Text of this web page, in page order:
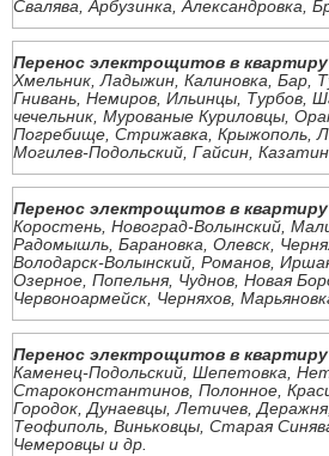
Свалява, Арбузинка, Александровка,
Перенос электрощитов в
Хмельник, Ладыжин, Калиновка, Бар,
Гнивань, Немиров, Ильинцы, Турбов,
чечельник, Мурованые Куриловцы,
Погребище, Стрижавка, Крыжополь,
Могилев-Подольский, Гайсин,
Перенос электрощитов в
Коростень, Новоград-Волынский,
Радомышль, Барановка, Олевск,
Володарск-Волынский, Романов,
Озерное, Попельня, Чуднов, Новая
Червоноармейск, Черняхов,
Перенос электрощитов в
Каменец-Подольский, Шепетовка,
Староконстантинов, Полонное,
Городок, Дунаевцы, Летичев,
Теофиполь, Виньковцы, Старая
Чемеровцы и др.